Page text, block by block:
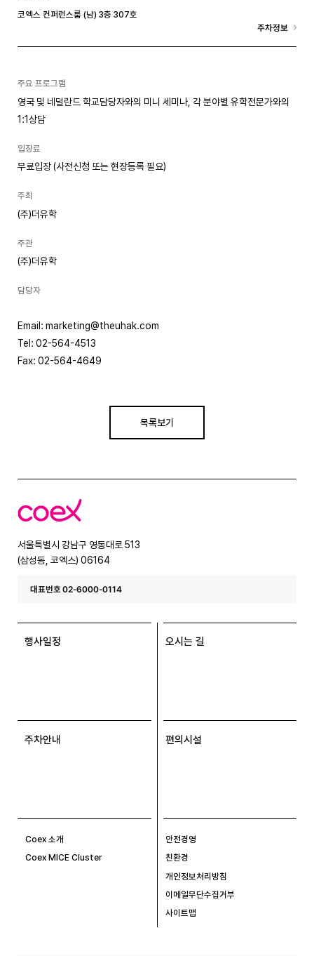
코엑스 컨퍼런스룸 (남) 3층 307호
주차정보
주요 프로그램
영국 및 네덜란드 학교담당자와의 미니 세미나, 각 분야별 유학전문가와의
1:1상담
입장료
무료입장 (사전신청 또는 현장등록 필요)
주최
(주)더유학
주관
(주)더유학
담당자
Email: marketing@theuhak.com
Tel: 02-564-4513
Fax: 02-564-4649
목록보기
코
엑
서울특별시 강남구 영동대로 513
(삼성동, 코엑스) 06164
대표번호 02-6000-0114
행사일정 오시는 길
주차안내 편의시설
Coex 소개
Coex MICE Cluster
안전경영
친환경
개인정보처리방침
이메일무단수집거부
사이트맵